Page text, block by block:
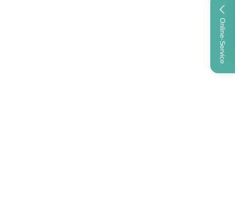
Online-Service